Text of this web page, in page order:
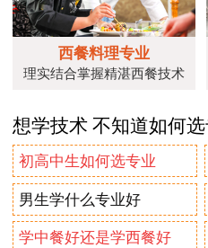
西餐料理专业
理实结合掌握精湛西餐技术
想学技术 不知道如何选
初高中生如何选专业
男生学什么专业好
学中餐好还是学西餐好